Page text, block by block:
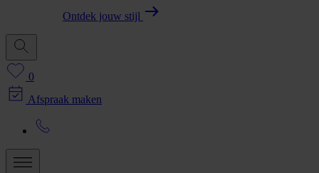
Ontdek jouw stijl
0
Afspraak maken